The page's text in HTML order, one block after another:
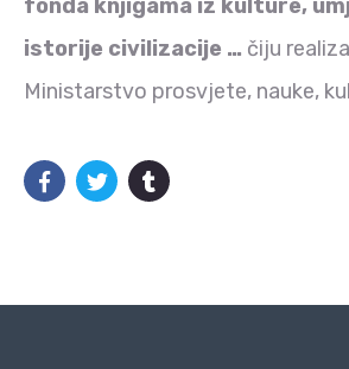
fonda knjigama iz kulture,
istorije civilizacije … čiju
Ministarstvo prosvjete, nauke,